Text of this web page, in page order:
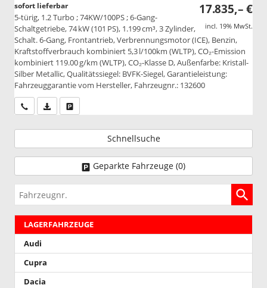
17.835,– €
incl. 19% MwSt.
sofort lieferbar
5-türig, 1.2 Turbo ; 74KW/100PS ; 6-Gang-
Schaltgetriebe, 74 kW (101 PS), 1.199 cm³, 3 Zylinder,
Schalt. 6-Gang, Frontantrieb, Verbrennungsmotor (ICE), Benzin,
Kraftstoffverbrauch kombiniert 5,3 l/100km (WLTP), CO₂-Emission
kombiniert 119.00 g/km (WLTP), CO₂-Klasse D, Außenfarbe: Kristall-
Silber Metallic, Qualitätssiegel: BVFK-Siegel, Garantieleistung:
Fahrzeuggarantie vom Hersteller, Fahrzeugnr.: 132600
Wir rufen Sie anPDF-Datei, Fahrzeugexposé drucken
Schnellsuche
Geparkte Fahrzeuge (0)
Fahrzeugnr.
LAGERFAHRZEUGE
Audi
Cupra
Dacia